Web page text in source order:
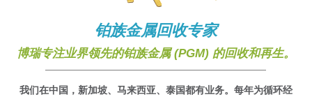
铂族金属回收专家
博瑞专注业界领先的铂族金属 (PGM) 的回收和再生。
我们在中国，新加坡、马来西亚、泰国都有业务。每年为循环经